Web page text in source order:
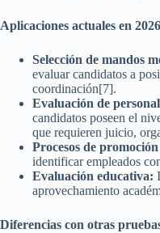
Aplicaciones actuales en
Selección de mandos
evaluar candidatos a
coordinación[7].
Evaluación de
candidatos poseen el
que requieren juicio,
Procesos de
identificar empleados
Evaluación educativa:
aprovechamiento
Diferencias con otras